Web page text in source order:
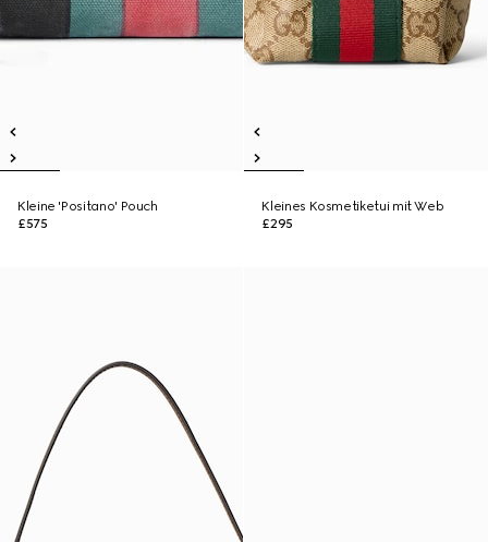
Kleine 'Positano' Pouch
£575
Kleines Kosmetiketui mit Web
£295